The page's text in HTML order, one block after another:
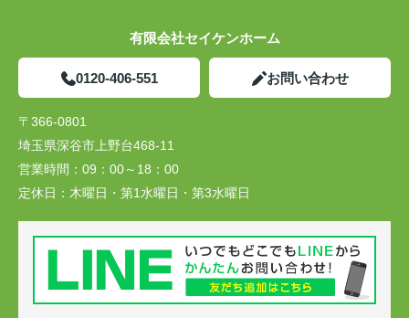
有限会社セイケンホーム
0120-406-551 お問い合わせ
〒366-0801
埼玉県深谷市上野台468-11
営業時間： 09：00～18：00
定休日： 木曜日・第1水曜日・第3水曜日